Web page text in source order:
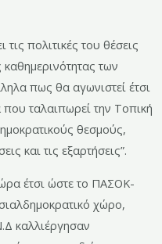
πολιτικές του θέσεις
των
πως θα αγωνιστεί έτσι
ταλαιπωρεί την Τοπική
θεσμούς,
και τις εξαρτήσεις”.
έτσι ώστε το ΠΑΣΟΚ-
χώρο,
καλλιέργησαν